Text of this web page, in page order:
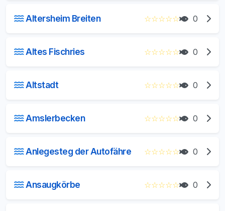
Altersheim Breiten ☆☆☆☆☆ 0
Altes Fischries ☆☆☆☆☆ 0
Altstadt ☆☆☆☆☆ 0
Amslerbecken ☆☆☆☆☆ 0
Anlegesteg der Autofähre ☆☆☆☆☆ 0
Ansaugkörbe ☆☆☆☆☆ 0